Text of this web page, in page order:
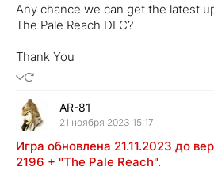
Any chance we can get the latest
The Pale Reach DLC?
Thank You
AR-81
21 ноября 2023 15:17
Игра обновлена 21.11.2023 до
2196 + "The Pale Reach".